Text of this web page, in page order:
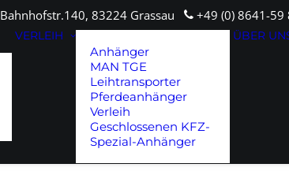
Bahnhofstr.140, 83224 Grassau +49 (0) 8641-
VERLEIH
Anhänger
MAN TGE
Leihtransporter
Pferdeanhänger
Verleih
Geschlossenen KFZ-
Spezial-Anhänger
ÜBER